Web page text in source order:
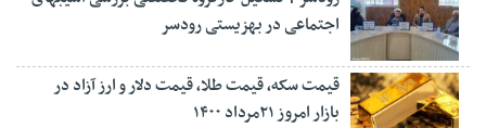
اجتماعی در بهزیستی رودسر
قیمت سکه، قیمت طلا، قیمت دلار و ارز آزاد در
بازار امروز ۲۱مرداد ۱۴۰۰